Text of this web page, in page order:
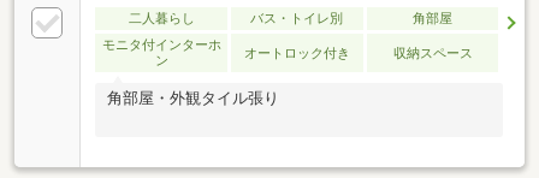
二人暮らし バス・トイレ別
角部屋
モニタ付インターホ
ン
オートロック付き 収納スペース
角部屋・外観タイル張り